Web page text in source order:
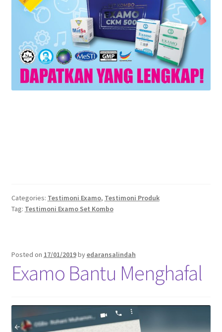
Categories: Testimoni Examo, Testimoni Produk
Tag: Testimoni Examo Set Kombo
Posted on 17/01/2019byedaransalindah
Examo Bantu Menghafal